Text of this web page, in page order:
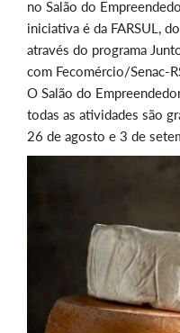
no Salão do
iniciativa é da FARSUL,
através do programa
com Fecomércio/Senac-
O Salão do
todas as atividades são
26 de agosto e 3 de